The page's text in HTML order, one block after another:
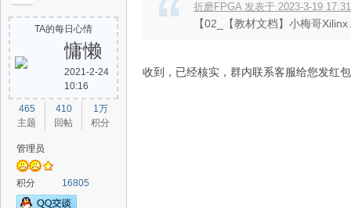
TA的每日心情
慵懒
2021-2-24
10:16
465
主题
410
回帖
1万
积分
管理员
积分 16805
折磨FPGA 发表于 2023-3-19 17:31
【02_【教材文档】小梅哥
收到，已经核实，群内联系客服给您发红包